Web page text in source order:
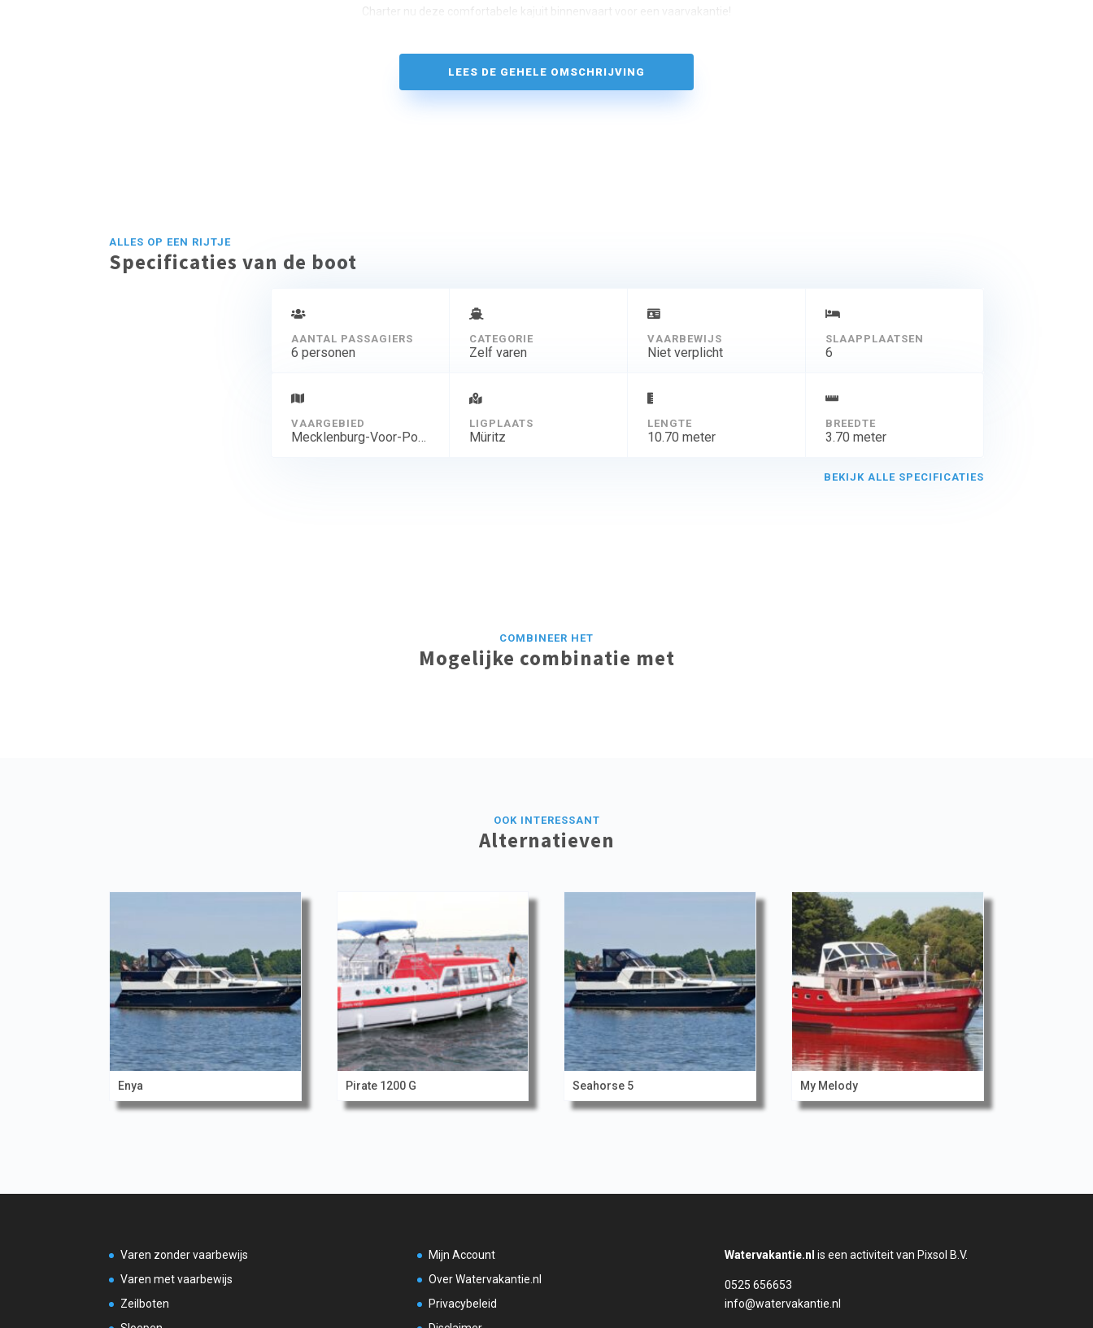
Charter nu deze comfortabele kajuit binnenvaart voor een vaarvakantie!
LEES DE GEHELE OMSCHRIJVING
ALLES OP EEN RIJTJE
Specificaties van de boot
AANTAL PASSAGIERS
6 personen
CATEGORIE
Zelf varen
VAARBEWIJS
Niet verplicht
SLAAPPLAATSEN
6
VAARGEBIED
Mecklenburg-Voor-Pommeren
LIGPLAATS
Müritz
LENGTE
10.70 meter
BREEDTE
3.70 meter
BEKIJK ALLE SPECIFICATIES
COMBINEER HET
Mogelijke combinatie met
OOK INTERESSANT
Alternatieven
Enya Pirate 1200 G Seahorse 5 My Melody
Varen zonder vaarbewijs
Varen met vaarbewijs
Zeilboten
Mijn Account
Over Watervakantie.nl
Privacybeleid
Watervakantie.nl is een activiteit van Pixsol B.V.
0525 656653
info@watervakantie.nl